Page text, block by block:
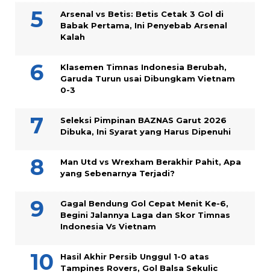
Arsenal vs Betis: Betis Cetak 3 Gol di
Babak Pertama, Ini Penyebab Arsenal
Kalah
Klasemen Timnas Indonesia Berubah,
Garuda Turun usai Dibungkam Vietnam
0-3
Seleksi Pimpinan BAZNAS Garut 2026
Dibuka, Ini Syarat yang Harus Dipenuhi
Man Utd vs Wrexham Berakhir Pahit, Apa
yang Sebenarnya Terjadi?
Gagal Bendung Gol Cepat Menit Ke-6,
Begini Jalannya Laga dan Skor Timnas
Indonesia Vs Vietnam
Hasil Akhir Persib Unggul 1-0 atas
Tampines Rovers, Gol Balsa Sekulic